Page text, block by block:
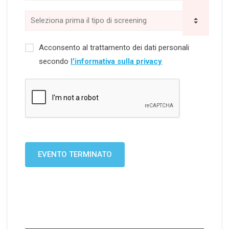
Acconsento al trattamento dei dati personali
secondo l'informativa sulla privacy
EVENTO TERMINATO